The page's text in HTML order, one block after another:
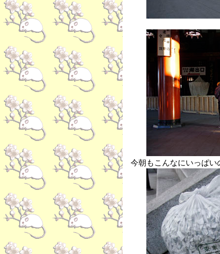
今朝もこんなにいっぱい